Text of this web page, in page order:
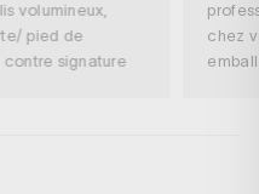
volumineux,
pied de
contre signature
chez